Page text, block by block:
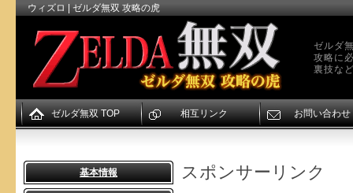
ウィズロ | ゼルダ無双 攻略の虎
ゼルダ
攻略に
裏技な
基本情報 スポンサーリンク
ゼルダ無双 TOP 相互リンク お問い合わせ